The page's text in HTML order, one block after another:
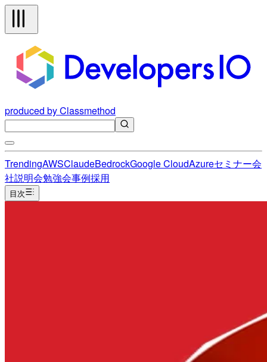
produced by Classmethod
TrendingAWSClaudeBedrockGoogle CloudAzureセミナー会
社説明会勉強会事例採用
目次